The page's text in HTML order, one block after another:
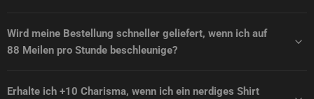
Wird meine Bestellung schneller geliefert, wenn ich auf
88 Meilen pro Stunde beschleunige?
Erhalte ich +10 Charisma, wenn ich ein nerdiges Shirt